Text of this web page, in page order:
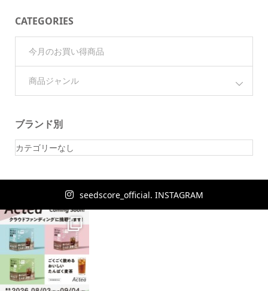
CATEGORIES
今月のお買い得商品
商品ジャンル
ブランド別
カテゴリーなし
seedscore_official. INSTAGRAM